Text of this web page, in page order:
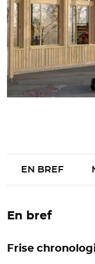
EN BREF
En bref
Frise